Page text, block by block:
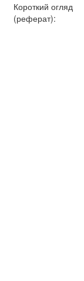
Короткий огляд
(реферат):